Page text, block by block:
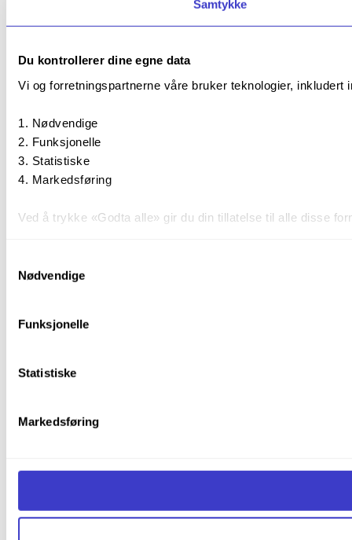
Samtykke
Du kontrollerer dine egne data
Vi og forretningspartnerne våre bruker teknologier,
Nødvendige
Funksjonelle
Statistiske
Markedsføring
Ved å trykke «Godta alle» gir du din tillatelse til alle disse
Nødvendige
Funksjonelle
Statistiske
Markedsføring